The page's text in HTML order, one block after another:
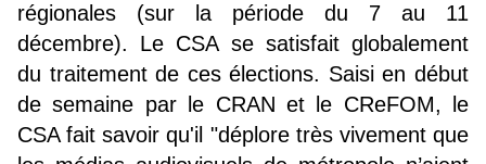
régionales (sur la période du 7 au 11
décembre). Le CSA se satisfait globalement
du traitement de ces élections. Saisi en début
de semaine par le CRAN et le CReFOM, le
CSA fait savoir qu'il "déplore très vivement que